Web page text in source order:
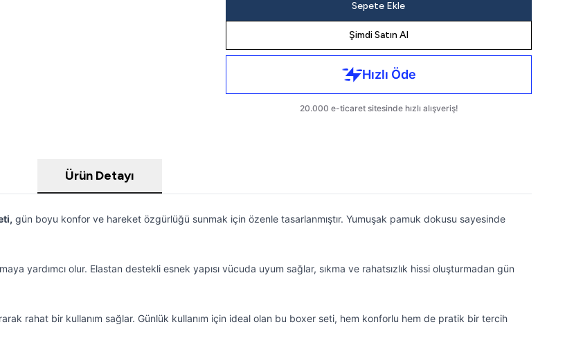
Sepete Ekle
Şimdi Satın Al
Ürün Detayı
gün boyu konfor ve hareket özgürlüğü sunmak için özenle tasarlanmıştır. Yumuşak pamuk dokusu sayesinde
yardımcı olur. Elastan destekli esnek yapısı vücuda uyum sağlar, sıkma ve rahatsızlık hissi oluşturmadan gün
rahat bir kullanım sağlar. Günlük kullanım için ideal olan bu boxer seti, hem konforlu hem de pratik bir tercih